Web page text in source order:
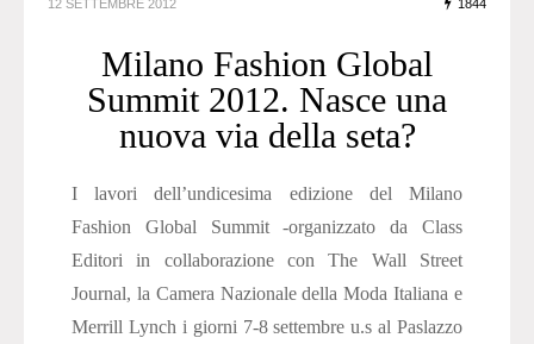
12 SETTEMBRE 2012 1844
Milano Fashion Global
Summit 2012. Nasce una
nuova via della seta?
I lavori dell’undicesima edizione del Milano
Fashion Global Summit -organizzato da Class
Editori in collaborazione con The Wall Street
Journal, la Camera Nazionale della Moda Italiana e
Merrill Lynch i giorni 7-8 settembre u.s al Paslazzo